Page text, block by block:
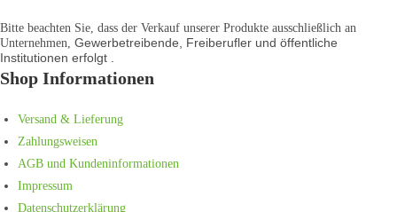
Bitte beachten Sie, dass der Verkauf unserer Produkte ausschließlich an
Unternehmen, Gewerbetreibende, Freiberufler und öffentliche
Institutionen erfolgt .
Shop Informationen
Versand & Lieferung
Zahlungsweisen
AGB und Kundeninformationen
Impressum
Datenschutzerklärung